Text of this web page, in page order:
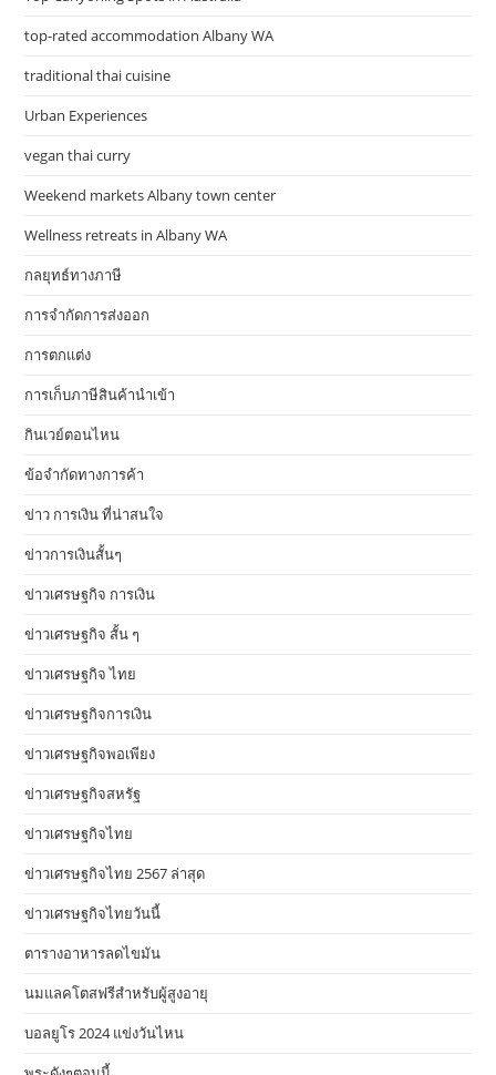
top-rated accommodation Albany WA
traditional thai cuisine
Urban Experiences
vegan thai curry
Weekend markets Albany town center
Wellness retreats in Albany WA
กลยุทธ์ทางภาษี
การจำกัดการส่งออก
การตกแต่ง
การเก็บภาษีสินค้านำเข้า
กินเวย์ตอนไหน
ข้อจำกัดทางการค้า
ข่าว การเงิน ที่น่าสนใจ
ข่าวการเงินสั้นๆ
ข่าวเศรษฐกิจ การเงิน
ข่าวเศรษฐกิจ สั้น ๆ
ข่าวเศรษฐกิจ ไทย
ข่าวเศรษฐกิจการเงิน
ข่าวเศรษฐกิจพอเพียง
ข่าวเศรษฐกิจสหรัฐ
ข่าวเศรษฐกิจไทย
ข่าวเศรษฐกิจไทย 2567 ล่าสุด
ข่าวเศรษฐกิจไทยวันนี้
ตารางอาหารลดไขมัน
นมแลคโตสฟรีสำหรับผู้สูงอายุ
บอลยูโร 2024 แข่งวันไหน